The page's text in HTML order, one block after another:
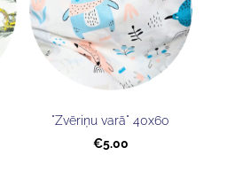
"Zvēriņu varā" 40x60
€5.00